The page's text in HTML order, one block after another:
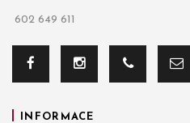
602 649 611
INFORMACE